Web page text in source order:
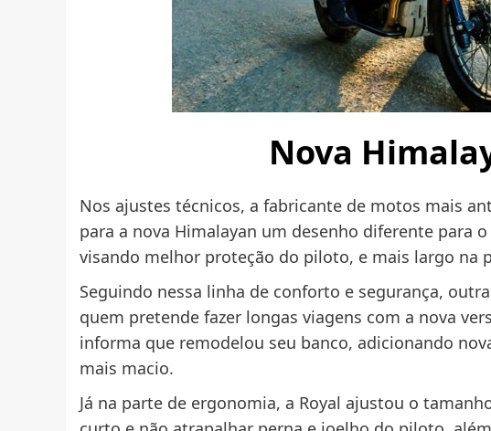
Nova
Nos ajustes técnicos, a fabricante de motos mais
para a nova Himalayan um desenho diferente para
visando melhor proteção do piloto, e mais largo na
Seguindo nessa linha de conforto e segurança,
quem pretende fazer longas viagens com a nova
informa que remodelou seu banco, adicionando
mais macio.
Já na parte de ergonomia, a Royal ajustou o